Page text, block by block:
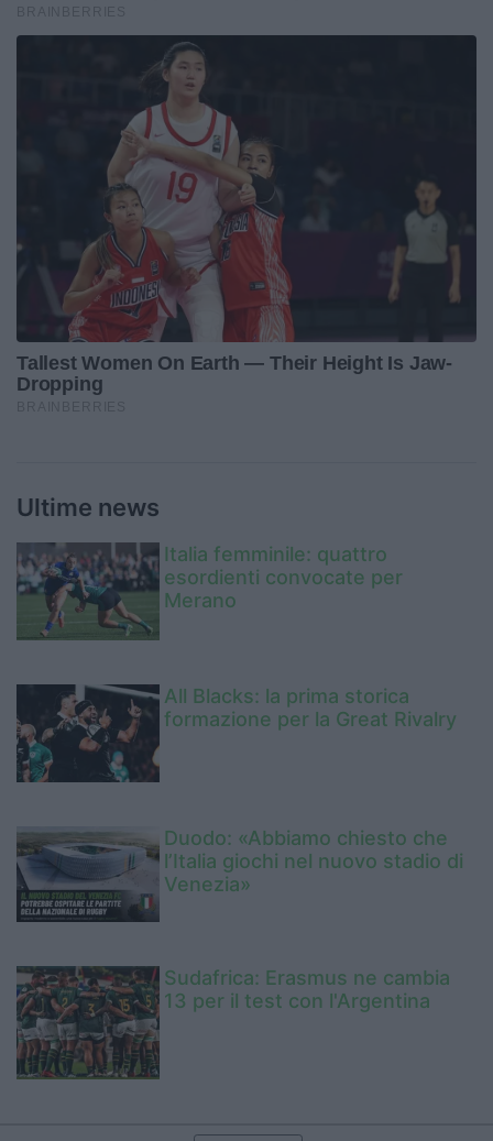
Ultime news
Italia femminile: quattro
esordienti convocate per
Merano
All Blacks: la prima storica
formazione per la Great Rivalry
Duodo: «Abbiamo chiesto che
l’Italia giochi nel nuovo stadio di
Venezia»
Sudafrica: Erasmus ne cambia
13 per il test con l'Argentina
Pillole di mercato: Neculai,